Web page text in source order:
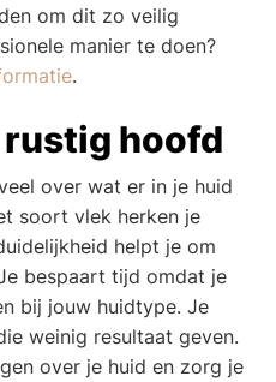
om dit zo veilig
manier te doen?
.
rustig hoofd
over wat er in je huid
soort vlek herken je
helpt je om
bespaart tijd omdat je
bij jouw huidtype. Je
weinig resultaat geven.
over je huid en zorg je